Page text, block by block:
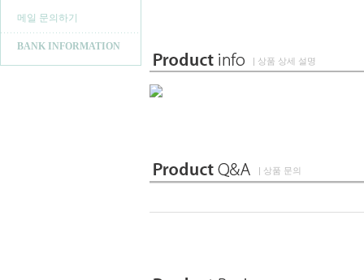
메일 문의하기
BANK INFORMATION
| 상품 상세 설명
| 상품 문의